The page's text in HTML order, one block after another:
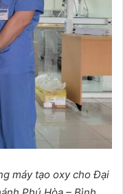
máy tạo oxy cho Đại